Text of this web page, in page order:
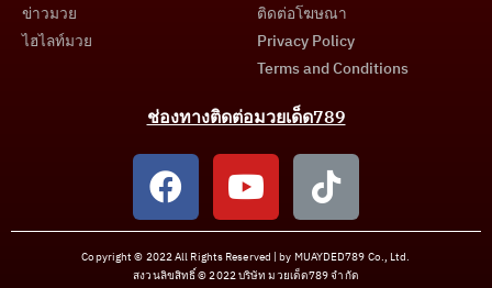
ข่าวมวย
ไฮไลท์มวย
ติดต่อโฆษณา
Privacy Policy
Terms and Conditions
ช่องทางติดต่อมวยเด็ด789
Copyright © 2022 All Rights Reserved | by MUAYDED789 Co., Ltd.
สงวนลิขสิทธิ์ © 2022 บริษัท มวยเด็ด789 จำกัด